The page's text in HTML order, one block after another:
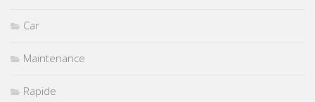
Car
Maintenance
Rapide